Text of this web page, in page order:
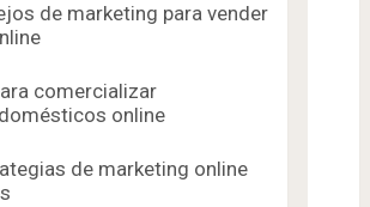
de marketing para vender
comercializar
online
de marketing online